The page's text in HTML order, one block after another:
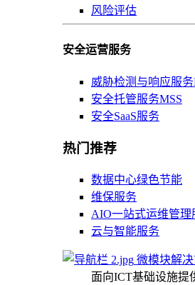
风险评估
安全运营服务
威胁检测与响应服
安全托管服务MSS
安全SaaS服务
热门推荐
数据中心绿色节能
维保服务
AIO一站式运维管理
云与智能服务
微模块解
面向ICT基础设施提